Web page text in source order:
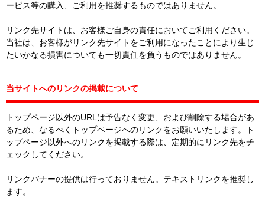
ービス等の購入、ご利用を推奨するものではありません。
リンク先サイトは、お客様ご自身の責任においてご利用ください。
当社は、お客様がリンク先サイトをご利用になったことにより生じ
たいかなる損害についても一切責任を負うものではありません。
当サイトへのリンクの掲載について
トップページ以外のURLは予告なく変更、および削除する場合があ
るため、なるべくトップページへのリンクをお願いいたします。ト
ップページ以外へのリンクを掲載する際は、定期的にリンク先をチ
ェックしてください。
リンクバナーの提供は行っておりません。テキストリンクを推奨し
ます。